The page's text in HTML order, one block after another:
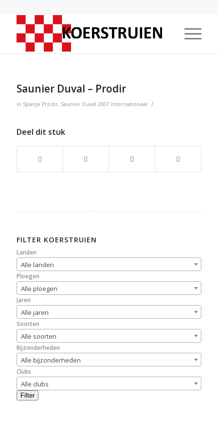
Saunier Duval – Prodir
in Spanje Prodir, Saunier Duval 2007 Internationaal /
Deel dit stuk
FILTER KOERSTRUIEN
Landen
Alle landen
Ploegen
Alle ploegen
Jaren
Alle jaren
Soorten
Alle soorten
Bijzonderheden
Alle bijzonderheden
Clubs
Alle clubs
Filter